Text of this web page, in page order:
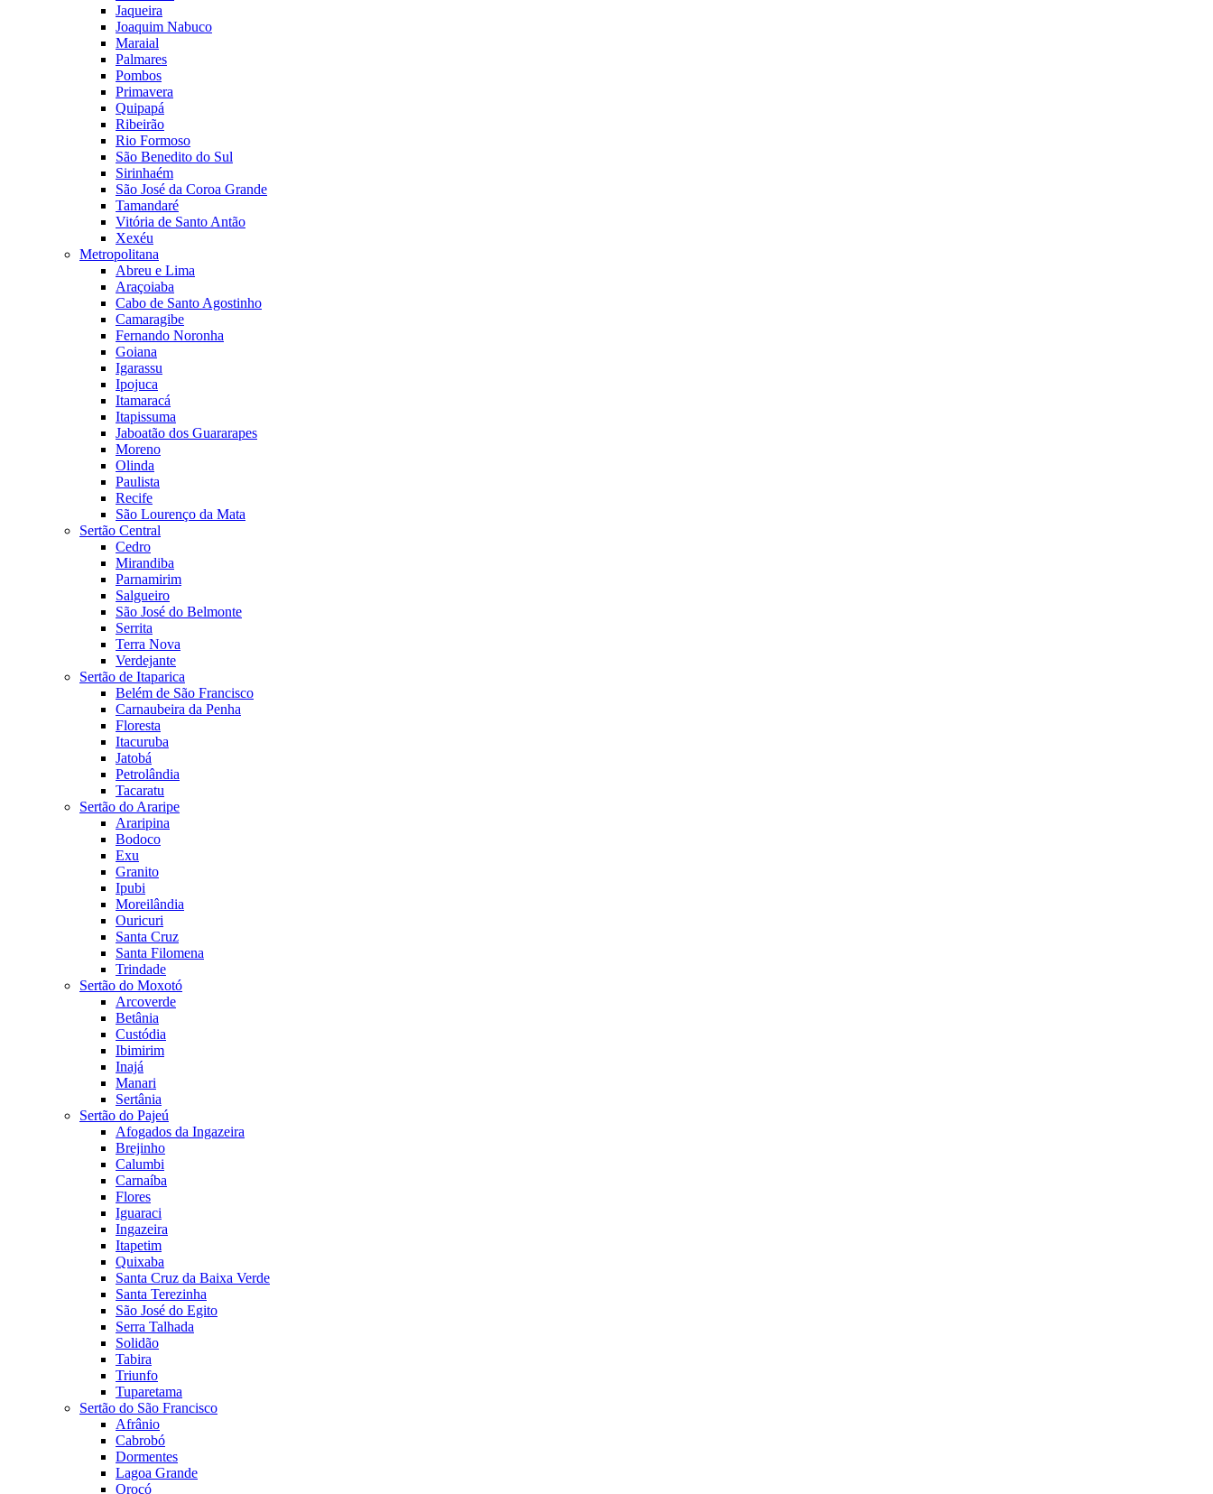
Jaqueira
Joaquim Nabuco
Maraial
Palmares
Pombos
Primavera
Quipapá
Ribeirão
Rio Formoso
São Benedito do Sul
Sirinhaém
São José da Coroa Grande
Tamandaré
Vitória de Santo Antão
Xexéu
Metropolitana
Abreu e Lima
Araçoiaba
Cabo de Santo Agostinho
Camaragibe
Fernando Noronha
Goiana
Igarassu
Ipojuca
Itamaracá
Itapissuma
Jaboatão dos Guararapes
Moreno
Olinda
Paulista
Recife
São Lourenço da Mata
Sertão Central
Cedro
Mirandiba
Parnamirim
Salgueiro
São José do Belmonte
Serrita
Terra Nova
Verdejante
Sertão de Itaparica
Belém de São Francisco
Carnaubeira da Penha
Floresta
Itacuruba
Jatobá
Petrolândia
Tacaratu
Sertão do Araripe
Araripina
Bodoco
Exu
Granito
Ipubi
Moreilândia
Ouricuri
Santa Cruz
Santa Filomena
Trindade
Sertão do Moxotó
Arcoverde
Betânia
Custódia
Ibimirim
Inajá
Manari
Sertânia
Sertão do Pajeú
Afogados da Ingazeira
Brejinho
Calumbi
Carnaíba
Flores
Iguaraci
Ingazeira
Itapetim
Quixaba
Santa Cruz da Baixa Verde
Santa Terezinha
São José do Egito
Serra Talhada
Solidão
Tabira
Triunfo
Tuparetama
Sertão do São Francisco
Afrânio
Cabrobó
Dormentes
Lagoa Grande
Orocó